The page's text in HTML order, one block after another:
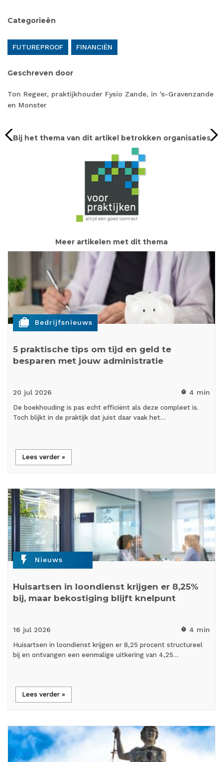
Categorieën
FUTUREPROOF FINANCIËN
Geschreven door
Ton Regeer, praktijkhouder Fysio Zande, in 's-Gravenzande
en Monster
Bij het thema van dit artikel betrokken organisaties
Meer artikelen met dit thema
cases Bedrijfsnieuws
5 praktische tips om tijd en geld te
besparen met jouw administratie
20 jul 2026 timer 4 min
De boekhouding is pas echt efficiënt als deze compleet is.
Toch blijkt in de praktijk dat juist daar vaak het…
Lees verder »
flash_on Nieuws
Huisartsen in loondienst krijgen er 8,25%
bij, maar bekostiging blijft knelpunt
16 jul 2026 timer 4 min
Huisartsen in loondienst krijgen er 8,25 procent structureel
bij en ontvangen een eenmalige uitkering van 4,25…
Lees verder »